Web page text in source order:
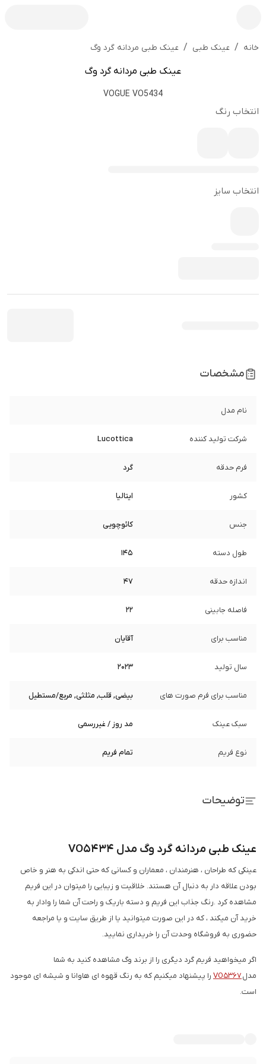
خانه / عینک طبی / عینک طبی مردانه گرد وگ
عینک طبی مردانه گرد وگ
VOGUE VO5434
انتخاب رنگ
انتخاب سایز
مشخصات
نام مدل
شرکت تولید کننده Lucottica
فرم حدقه گرد
کشور ایتالیا
جنس کائوچویی
طول دسته 145
اندازه حدقه 47
فاصله جابینی 22
مناسب برای آقایان
سال تولید 2023
مناسب برای فرم صورت های بیضی, قلب, مثلثی, مربع/مستطیل
سبک عینک مد روز / غیررسمی
نوع فریم تمام فریم
توضیحات
عینک طبی مردانه گرد وگ مدل VO5434
عینکی که طراحان ، هنرمندان ، معماران و کسانی که حتی اندکی به هنر و خاص
بودن علاقه دار به دنبال آن هستند. خلاقیت و زیبایی را میتوان در این فریم
مشاهده کرد .رنگ جذاب این فریم و دسته باریک و راحت آن شما را وادار به
خرید آن میکند ، که در این صورت میتوانید یا از طریق سایت و یا مراجعه
حضوری به فروشگاه وحدت آن را خریداری نمایید.
اگر میخواهید فریم گرد دیگری را از برند وگ مشاهده کنید به شما
مدلVO5367 را پیشنهاد میکنیم که به رنگ قهوه ای هاوانا و شیشه ای موجود
است.